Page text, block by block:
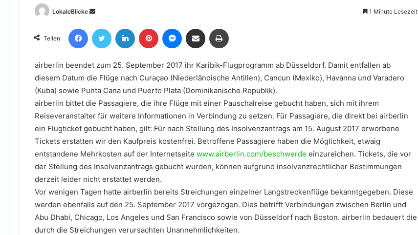
LokaleBlicke
Sende
eine
E-
1 Minute Lesezeit
Teilen
FacebookTwitter LinkedIn Pinterest Messenger
Teile per E-Mail
airberlin beendet zum 25. September 2017 ihr Karibik-Flugprogramm ab Düsseldorf. Damit entfallen ab
diesem Datum die Flüge nach Curaçao (Niederländische Antillen), Cancun (Mexiko), Havanna und Varadero
(Kuba) sowie Punta Cana und Puerto Plata (Dominikanische Republik).
airberlin bittet die Passagiere, die ihre Flüge mit einer Pauschalreise gebucht haben, sich mit ihrem
Reiseveranstalter für weitere Informationen in Verbindung zu setzen. Für Passagiere, die direkt bei airberlin
ein Flugticket gebucht haben, gilt: Für nach Stellung des Insolvenzantrags am 15. August 2017 erworbene
Tickets erstatten wir den Kaufpreis kostenfrei. Betroffene Passagiere haben die Möglichkeit, etwaig
entstandene Mehrkosten auf der Internetseite www.airberlin.com/beschwerde einzureichen. Tickets, die vor
der Stellung des Insolvenzantrags gebucht wurden, können aufgrund insolvenzrechtlicher Bestimmungen
derzeit leider nicht erstattet werden.
Vor wenigen Tagen hatte airberlin bereits Streichungen einzelner Langstreckenflüge bekanntgegeben. Diese
werden ebenfalls auf den 25. September 2017 vorgezogen. Dies betrifft Verbindungen zwischen Berlin und
Abu Dhabi, Chicago, Los Angeles und San Francisco sowie von Düsseldorf nach Boston. airberlin bedauert die
durch die Streichungen verursachten Unannehmlichkeiten.